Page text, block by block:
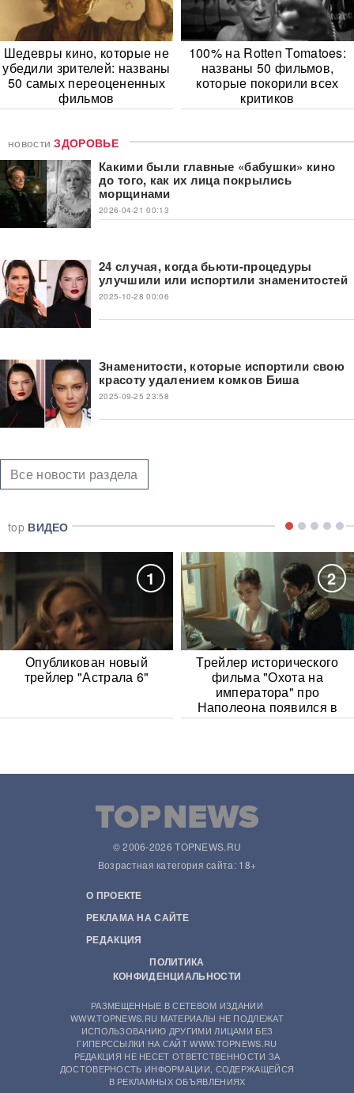
Шедевры кино, которые не
убедили зрителей: названы
50 самых переоцененных
фильмов
100% на Rotten Tomatoes:
названы 50 фильмов,
которые покорили всех
критиков
новостиЗДОРОВЬЕ
Какими были главные «бабушки» кино
до того, как их лица покрылись
морщинами
2026-04-21 00:13
24 случая, когда бьюти-процедуры
улучшили или испортили знаменитостей
2025-10-28 00:06
Знаменитости, которые испортили свою
красоту удалением комков Биша
2025-09-25 23:58
Все новости раздела
top ВИДЕО
1
Опубликован новый
трейлер "Астрала 6"
2
Трейлер исторического
фильма "Охота на
императора" про
Наполеона появился в
Сети
© 2006-2026 TOPNEWS.RU
Возрастная категория сайта: 18+
О ПРОЕКТЕ
РЕКЛАМА НА САЙТЕ
РЕДАКЦИЯ
ПОЛИТИКА
КОНФИДЕНЦИАЛЬНОСТИ
РАЗМЕЩЕННЫЕ В СЕТЕВОМ ИЗДАНИИ
WWW.TOPNEWS.RU МАТЕРИАЛЫ НЕ ПОДЛЕЖАТ
ИСПОЛЬЗОВАНИЮ ДРУГИМИ ЛИЦАМИ БЕЗ
ГИПЕРССЫЛКИ НА САЙТ WWW.TOPNEWS.RU
РЕДАКЦИЯ НЕ НЕСЕТ ОТВЕТСТВЕННОСТИ ЗА
ДОСТОВЕРНОСТЬ ИНФОРМАЦИИ, СОДЕРЖАЩЕЙСЯ
В РЕКЛАМНЫХ ОБЪЯВЛЕНИЯХ